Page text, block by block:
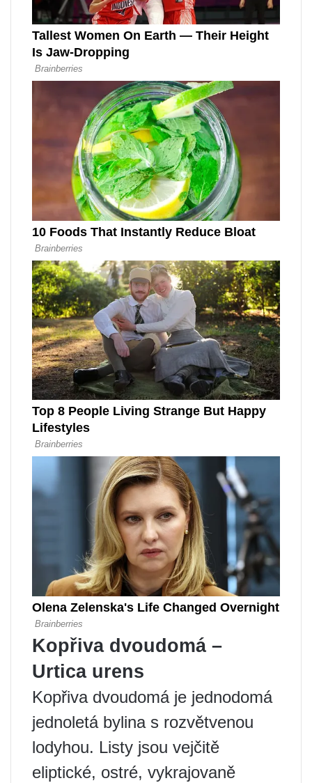
Kopřiva dvoudomá –
Urtica urens
Kopřiva dvoudomá je jednodomá
jednoletá bylina s rozvětvenou
lodyhou. Listy jsou vejčitě
eliptické, ostré, vykrajovaně